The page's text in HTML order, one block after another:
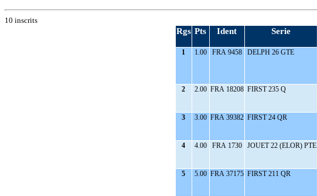
10 inscrits
Rgs Pts Ident Serie
1 1.00 FRA 9458 DELPH 26 GTE
2 2.00 FRA 18208 FIRST 235 Q
3 3.00 FRA 39382 FIRST 24 QR
4 4.00 FRA 1730 JOUET 22 (ELOR) PTE
5 5.00 FRA 37175 FIRST 211 QR